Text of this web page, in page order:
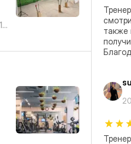
улица Баймагамбетова, 152А
также